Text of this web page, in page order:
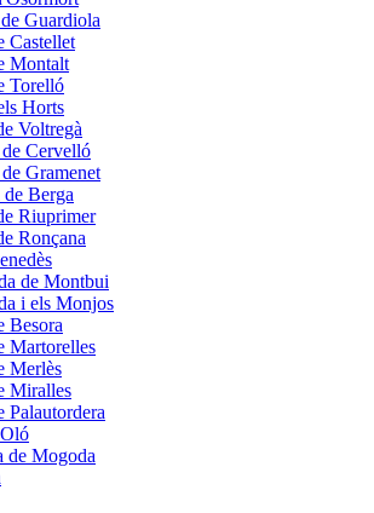
Guardiola
Castellet
Montalt
Torelló
Horts
Voltregà
Cervelló
Gramenet
de Berga
Riuprimer
Ronçana
de Montbui
i els Monjos
Besora
Martorelles
Merlès
Miralles
Palautordera
de Mogoda